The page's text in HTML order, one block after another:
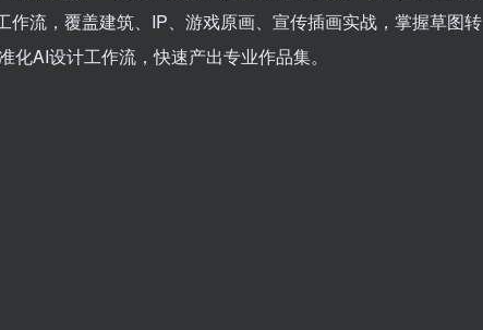
流，覆盖建筑、IP、游戏原画、宣传插画实战，掌握草图转
AI设计工作流，快速产出专业作品集。